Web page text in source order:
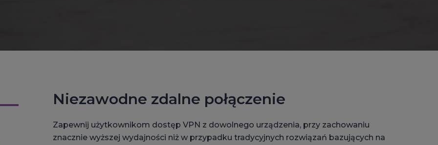
Niezawodne zdalne połączenie
Zapewnij użytkownikom dostęp VPN z dowolnego urządzenia, przy zachowaniu
znacznie wyższej wydajności niż w przypadku tradycyjnych rozwiązań bazujących na